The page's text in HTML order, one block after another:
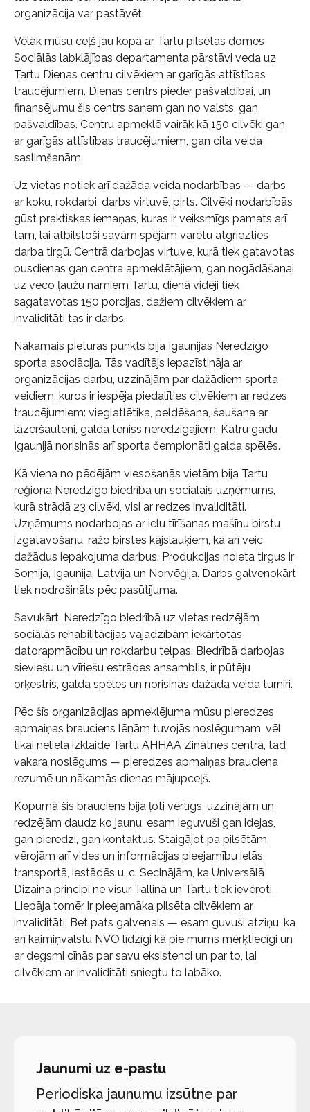
organizācija var pastāvēt.
Vēlāk mūsu ceļš jau kopā ar Tartu pilsētas domes
Sociālās labklājības departamenta pārstāvi veda uz
Tartu Dienas centru cilvēkiem ar garīgās attīstības
traucējumiem. Dienas centrs pieder pašvaldībai, un
finansējumu šis centrs saņem gan no valsts, gan
pašvaldības. Centru apmeklē vairāk kā 150 cilvēki gan
ar garīgās attīstības traucējumiem, gan cita veida
saslimšanām.
Uz vietas notiek arī dažāda veida nodarbības — darbs
ar koku, rokdarbi, darbs virtuvē, pirts. Cilvēki nodarbībās
gūst praktiskas iemaņas, kuras ir veiksmīgs pamats arī
tam, lai atbilstoši savām spējām varētu atgriezties
darba tirgū. Centrā darbojas virtuve, kurā tiek gatavotas
pusdienas gan centra apmeklētājiem, gan nogādāšanai
uz veco ļaužu namiem Tartu, dienā vidēji tiek
sagatavotas 150 porcijas, dažiem cilvēkiem ar
invaliditāti tas ir darbs.
Nākamais pieturas punkts bija Igaunijas Neredzīgo
sporta asociācija. Tās vadītājs iepazīstināja ar
organizācijas darbu, uzzinājām par dažādiem sporta
veidiem, kuros ir iespēja piedalīties cilvēkiem ar redzes
traucējumiem: vieglatlētika, peldēšana, šaušana ar
lāzeršauteni, galda teniss neredzīgajiem. Katru gadu
Igaunijā norisinās arī sporta čempionāti galda spēlēs.
Kā viena no pēdējām viesošanās vietām bija Tartu
reģiona Neredzīgo biedrība un sociālais uzņēmums,
kurā strādā 23 cilvēki, visi ar redzes invaliditāti.
Uzņēmums nodarbojas ar ielu tīrīšanas mašīnu birstu
izgatavošanu, ražo birstes kājslauķiem, kā arī veic
dažādus iepakojuma darbus. Produkcijas noieta tirgus ir
Somija, Igaunija, Latvija un Norvēģija. Darbs galvenokārt
tiek nodrošināts pēc pasūtījuma.
Savukārt, Neredzīgo biedrībā uz vietas redzējām
sociālās rehabilitācijas vajadzībām iekārtotās
datorapmācību un rokdarbu telpas. Biedrībā darbojas
sieviešu un vīriešu estrādes ansamblis, ir pūtēju
orķestris, galda spēles un norisinās dažāda veida turnīri.
Pēc šīs organizācijas apmeklējuma mūsu pieredzes
apmaiņas brauciens lēnām tuvojās noslēgumam, vēl
tikai neliela izklaide Tartu AHHAA Zinātnes centrā, tad
vakara noslēgums — pieredzes apmaiņas brauciena
rezumē un nākamās dienas mājupceļš.
Kopumā šis brauciens bija ļoti vērtīgs, uzzinājām un
redzējām daudz ko jaunu, esam ieguvuši gan idejas,
gan pieredzi, gan kontaktus. Staigājot pa pilsētām,
vērojām arī vides un informācijas pieejamību ielās,
transportā, iestādēs u. c. Secinājām, ka Universālā
Dizaina principi ne visur Tallinā un Tartu tiek ievēroti,
Liepāja tomēr ir pieejamāka pilsēta cilvēkiem ar
invaliditāti. Bet pats galvenais — esam guvuši atziņu, ka
arī kaimiņvalstu NVO līdzīgi kā pie mums mērķtiecīgi un
ar degsmi cīnās par savu eksistenci un par to, lai
cilvēkiem ar invaliditāti sniegtu to labāko.
Jaunumi uz e-pastu
Periodiska jaunumu izsūtne par